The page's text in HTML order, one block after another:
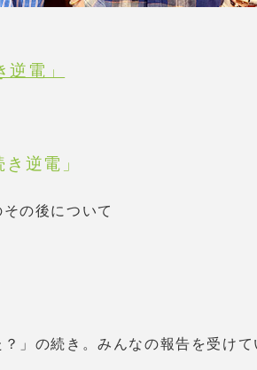
電」
き逆電」
の後について
」の続き。みんなの報告を受け